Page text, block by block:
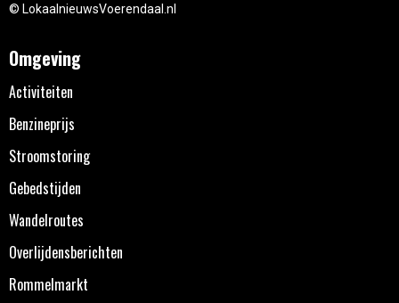
© LokaalnieuwsVoerendaal.nl
Omgeving
Activiteiten
Benzineprijs
Stroomstoring
Gebedstijden
Wandelroutes
Overlijdensberichten
Rommelmarkt